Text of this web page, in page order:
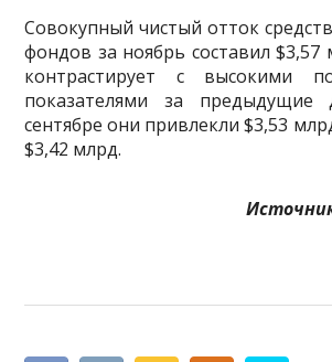
Совокупный чистый отток
фондов за ноябрь составил $3,57
контрастирует с высокими
показателями за
сентябре они привлекли $3,53
$3,42 млрд.